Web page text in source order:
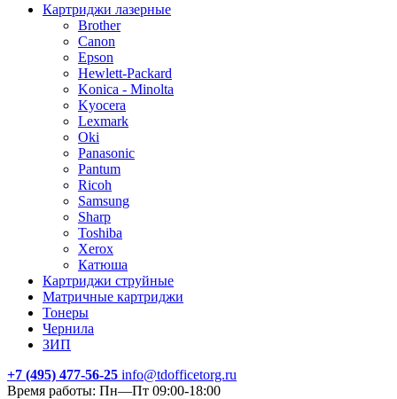
Картриджи лазерные
Brother
Canon
Epson
Hewlett-Packard
Konica - Minolta
Kyocera
Lexmark
Oki
Panasonic
Pantum
Ricoh
Samsung
Sharp
Toshiba
Xerox
Катюша
Картриджи струйные
Матричные картриджи
Тонеры
Чернила
ЗИП
+7 (495) 477-56-25 info@tdofficetorg.ru
Время работы: Пн—Пт 09:00-18:00